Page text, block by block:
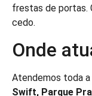
frestas de portas.
cedo.
Onde
Atendemos toda a
Swift, Parque